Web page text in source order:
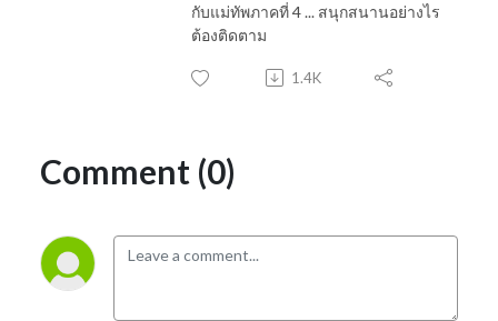
กับแม่ทัพภาคที่ 4 ... สนุกสนานอย่างไร
ต้องติดตาม
1.4K
Comment (0)